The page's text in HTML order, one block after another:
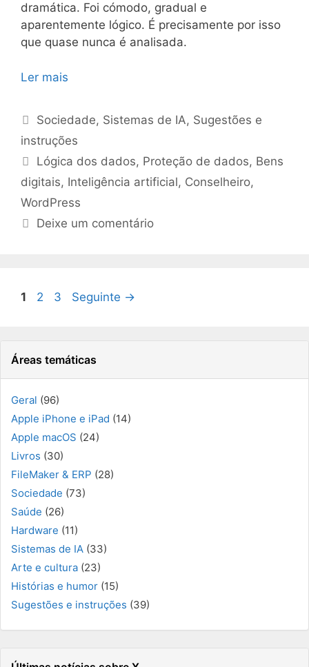
dramática. Foi cómodo, gradual e
aparentemente lógico. É precisamente por isso
que quase nunca é analisada.
Ler mais
Categorias
Sociedade, Sistemas de IA, Sugestões e
instruções
Etiquetas
Lógica dos dados, Proteção de dados, Bens
digitais, Inteligência artificial, Conselheiro,
WordPress
Deixe um comentário
Página
1 Página
2 Página
3 Seguinte →
Áreas temáticas
Geral (96)
Apple iPhone e iPad (14)
Apple macOS (24)
Livros (30)
FileMaker & ERP (28)
Sociedade (73)
Saúde (26)
Hardware (11)
Sistemas de IA (33)
Arte e cultura (23)
Histórias e humor (15)
Sugestões e instruções (39)